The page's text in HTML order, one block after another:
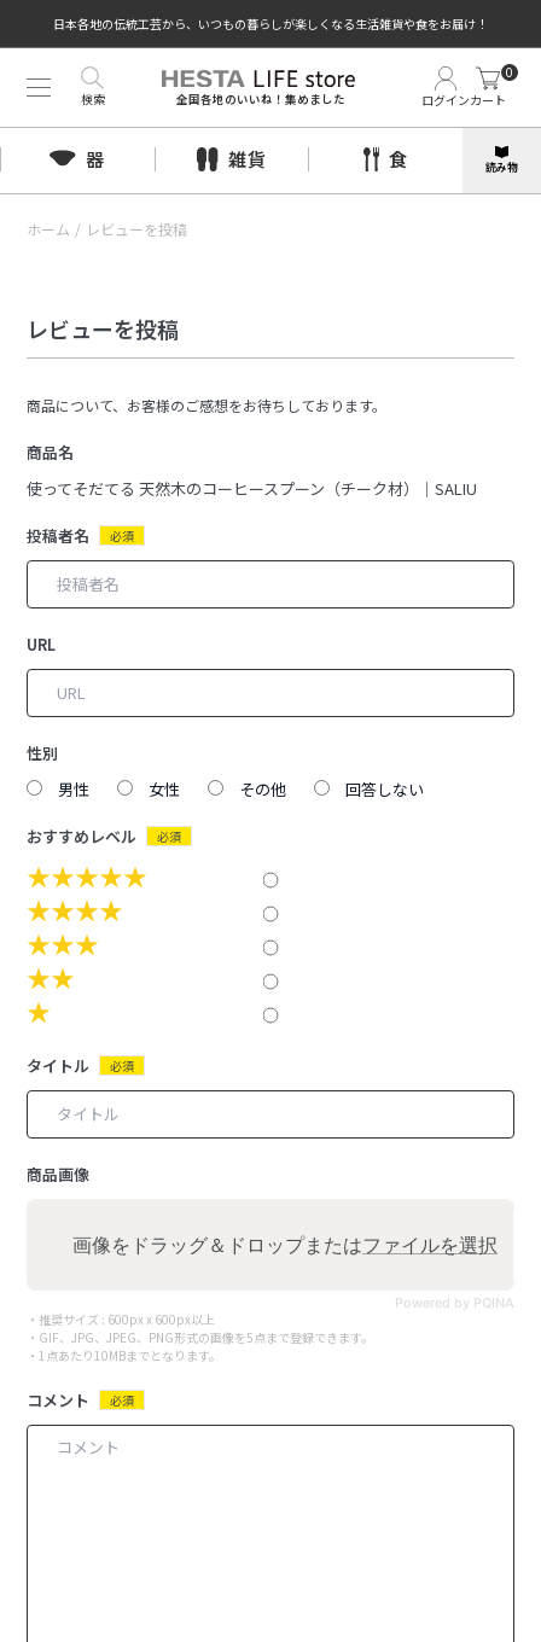
日本各地の伝統工芸から、いつもの暮らしが楽しくなる生活雑貨や食をお届け！
全国各地のいいね！集めました ログインカート
0
検索
器 雑貨 食 読み物
ホーム / レビューを投稿
レビューを投稿
商品について、お客様のご感想をお待ちしております。
商品名
使ってそだてる 天然木のコーヒースプーン（チーク材）｜SALIU
投稿者名 必須
URL
性別
男性
女性 その他 回答しない
おすすめレベル 必須
★★★★★
★★★★
★★★
★★
★
タイトル 必須
商品画像
Powered by PQINA
画像をドラッグ＆ドロップまたはファイルを選択
・推奨サイズ : 600px x 600px以上
・GIF、JPG、JPEG、PNG形式の画像を5点まで登録できます。
・1点あたり10MBまでとなります。
コメント 必須